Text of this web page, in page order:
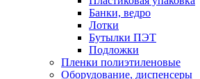
Банки, ведро
Лотки
Бутылки ПЭТ
Подложки
Пленки полиэтиленовые
Оборудование, диспенсеры